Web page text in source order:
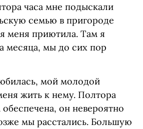
часа мне подыскали
семью в пригороде
меня приютила. Там я
месяца, мы до сих пор
мой молодой
жить к нему. Полтора
он невероятно
мы расстались. Большую